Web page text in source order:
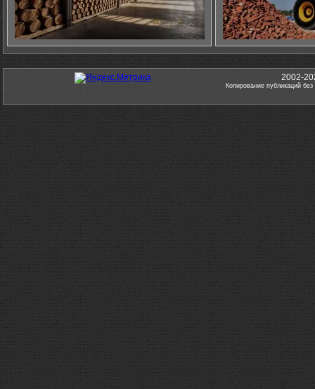
2002-
Копирование публикаций